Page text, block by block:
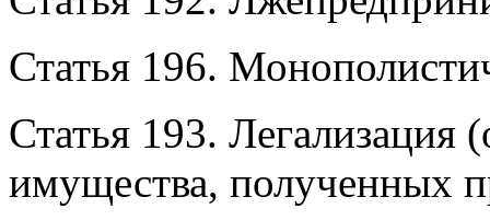
Статья 196.
Статья 193. Легализация
имущества, полученных